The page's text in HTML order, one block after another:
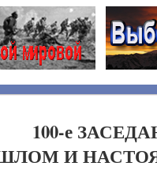
100-е
И